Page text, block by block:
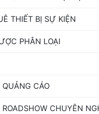
THIẾT BỊ SỰ KIỆN
PHÂN LOẠI
CÁO
CHUYÊN